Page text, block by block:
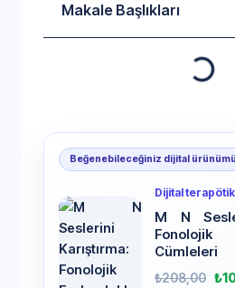
Makale Başlıkları
Beğenebileceğiniz dijital
Dijital
M N
Cümleleri
₺208,00 ₺